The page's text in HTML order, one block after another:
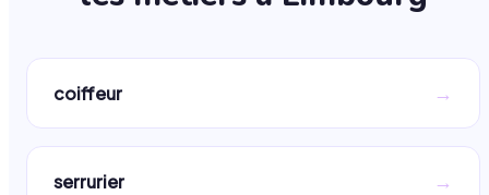
coiffeur →
serrurier →